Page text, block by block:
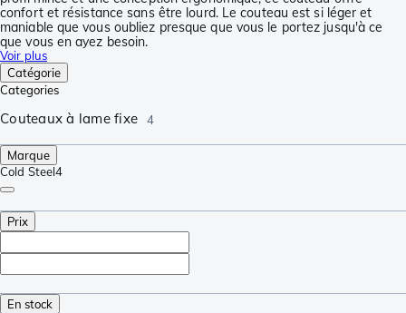
confort et résistance sans être lourd. Le couteau est si léger et
maniable que vous oubliez presque que vous le portez jusqu'à ce
que vous en ayez besoin.
Voir plus
Catégorie
Categories
Couteaux à lame fixe 4
Marque
Cold Steel4
Prix
En stock